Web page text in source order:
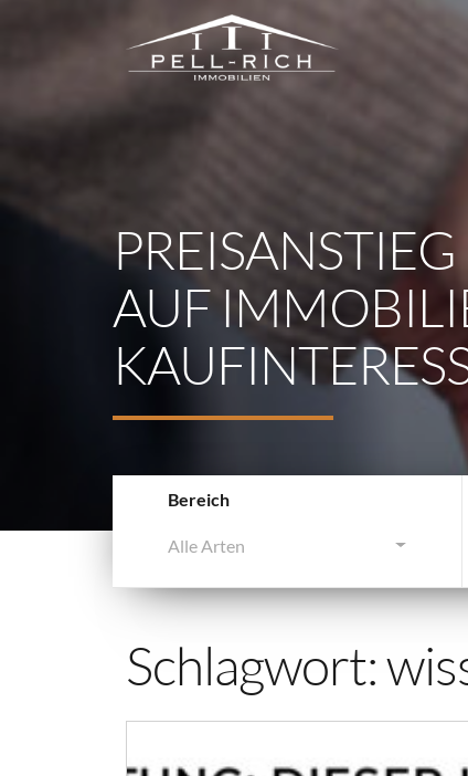
AUF
Bereich
Alle Arten
Schlagwort: